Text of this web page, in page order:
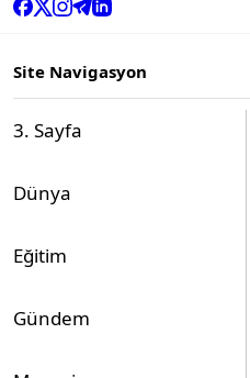
Site Navigasyon
3. Sayfa
Dünya
Eğitim
Gündem